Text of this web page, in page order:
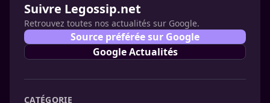
Suivre Legossip.net
Retrouvez toutes nos actualités sur Google.
Source préférée sur Google
Google Actualités
CATÉGORIE